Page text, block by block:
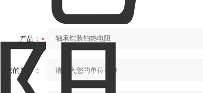
产品：
您的单位：